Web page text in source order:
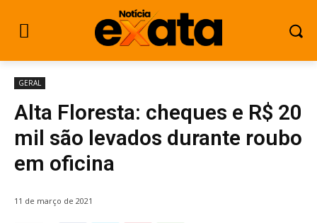
GERAL
Alta Floresta: cheques e R$ 20
mil são levados durante roubo
em oficina
11 de março de 2021